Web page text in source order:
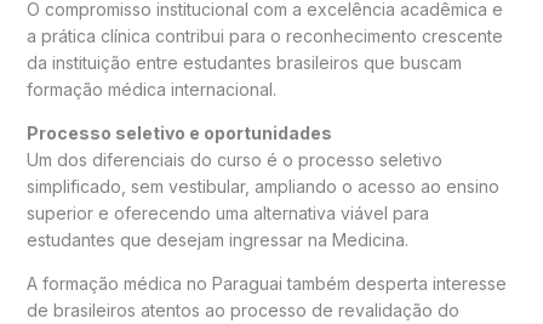
O compromisso institucional com a excelência acadêmica e
a prática clínica contribui para o reconhecimento crescente
da instituição entre estudantes brasileiros que buscam
formação médica internacional.
Processo seletivo e oportunidades
Um dos diferenciais do curso é o processo seletivo
simplificado, sem vestibular, ampliando o acesso ao ensino
superior e oferecendo uma alternativa viável para
estudantes que desejam ingressar na Medicina.
A formação médica no Paraguai também desperta interesse
de brasileiros atentos ao processo de revalidação do